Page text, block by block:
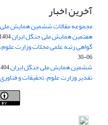
آخرین اخبار
مجموعه مقالات ششمین همایش ملی
هفتمین همایش ملی جنگل ایران1404-07-15
گواهی رتبه علمی مجلات وزارت علوم،
06-30
ششمین همایش ملی جنگل ایران04-31
تقدیر وزارت علوم، تحقیقات و